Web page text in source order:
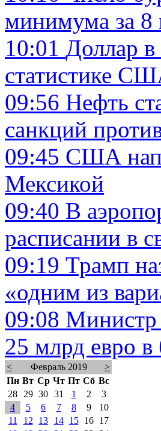
минимума за 8
10:01 Доллар
статистике
09:56 Нефть
санкций
09:45 США
Мексикой
09:40 В
расписании в
09:19 Трамп
«одним из
09:08 Министр
25 млрд евро
< Февраль 2019
>
Пн Вт Ср Чт Пт Сб Вс
28
29 30 31 1 2
3
4
5 6 7 8 9
10
11
12 13 14 15 16
17